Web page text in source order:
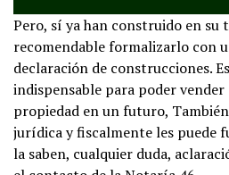
Pero, sí ya han construido en su
recomendable formalizarlo con
declaración de construcciones.
indispensable para poder
propiedad en un futuro,
jurídica y fiscalmente les puede
la saben, cualquier duda,